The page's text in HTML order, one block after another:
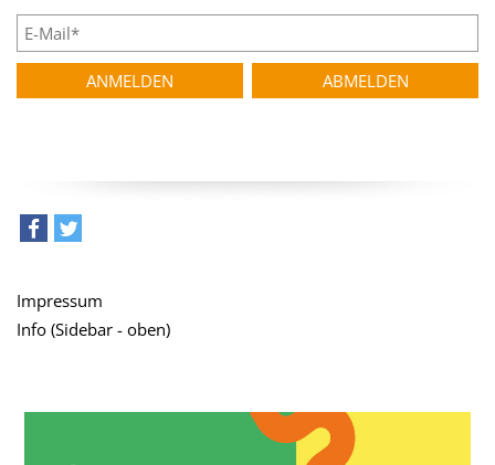
Impressum
Info (Sidebar - oben)